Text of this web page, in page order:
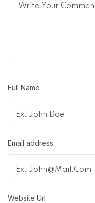
Full Name
Email address
Website Url